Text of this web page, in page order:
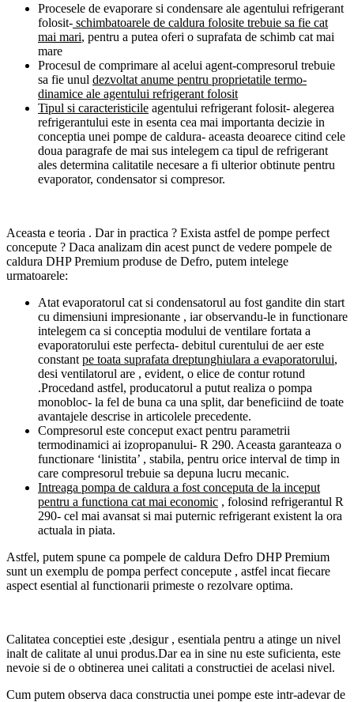
Procesele de evaporare si condensare ale agentului refrigerant
folosit- schimbatoarele de caldura folosite trebuie sa fie cat
mai mari, pentru a putea oferi o suprafata de schimb cat mai
mare
Procesul de comprimare al acelui agent-compresorul trebuie
sa fie unul dezvoltat anume pentru proprietatile termo-
dinamice ale agentului refrigerant folosit
Tipul si caracteristicile agentului refrigerant folosit- alegerea
refrigerantului este in esenta cea mai importanta decizie in
conceptia unei pompe de caldura- aceasta deoarece citind cele
doua paragrafe de mai sus intelegem ca tipul de refrigerant
ales determina calitatile necesare a fi ulterior obtinute pentru
evaporator, condensator si compresor.
Aceasta e teoria . Dar in practica ? Exista astfel de pompe perfect
concepute ? Daca analizam din acest punct de vedere pompele de
caldura DHP Premium produse de Defro, putem intelege
urmatoarele:
Atat evaporatorul cat si condensatorul au fost gandite din start
cu dimensiuni impresionante , iar observandu-le in functionare
intelegem ca si conceptia modului de ventilare fortata a
evaporatorului este perfecta- debitul curentului de aer este
constant pe toata suprafata dreptunghiulara a evaporatorului,
desi ventilatorul are , evident, o elice de contur rotund
.Procedand astfel, producatorul a putut realiza o pompa
monobloc- la fel de buna ca una split, dar beneficiind de toate
avantajele descrise in articolele precedente.
Compresorul este conceput exact pentru parametrii
termodinamici ai izopropanului- R 290. Aceasta garanteaza o
functionare ‘linistita’ , stabila, pentru orice interval de timp in
care compresorul trebuie sa depuna lucru mecanic.
Intreaga pompa de caldura a fost conceputa de la inceput
pentru a functiona cat mai economic , folosind refrigerantul R
290- cel mai avansat si mai puternic refrigerant existent la ora
actuala in piata.
Astfel, putem spune ca pompele de caldura Defro DHP Premium
sunt un exemplu de pompa perfect concepute , astfel incat fiecare
aspect esential al functionarii primeste o rezolvare optima.
Calitatea conceptiei este ,desigur , esentiala pentru a atinge un nivel
inalt de calitate al unui produs.Dar ea in sine nu este suficienta, este
nevoie si de o obtinerea unei calitati a constructiei de acelasi nivel.
Cum putem observa daca constructia unei pompe este intr-adevar de